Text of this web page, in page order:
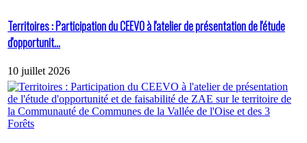
Territoires : Participation du CEEVO à l'atelier de présentation de l'étude
d'opportunit...
10 juillet 2026